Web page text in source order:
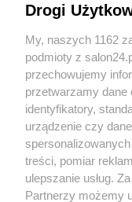
Sport
Społeczeństwo
Kultura
X
Drogi
My, naszych 1162
podmioty z
przechowujemy
przetwarzamy dane
identyfikatory,
urządzenie czy
treści, pomiar
ulepszanie usług.
Partnerzy możemy